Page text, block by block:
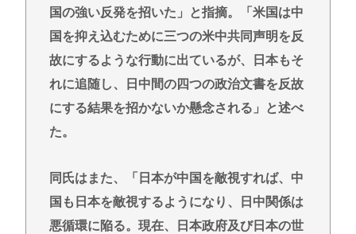
国の強い反発を招いた」と指摘。「米国は中
国を抑え込むために三つの米中共同声明を反
故にするような行動に出ているが、日本もそ
れに追随し、日中間の四つの政治文書を反故
にする結果を招かないか懸念される」と述べ
た。
同氏はまた、「日本が中国を敵視すれば、中
国も日本を敵視するようになり、日中関係は
悪循環に陥る。現在、日本政府及び日本の世